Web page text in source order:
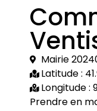
Mairie
Latitude :
Longitude :
Prendre en